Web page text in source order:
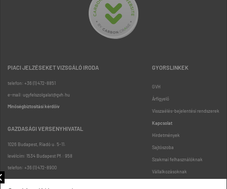
PIACI JELZÉSEKET VIZSGÁLÓ IRODA
telefon: +36 (1) 472-8851
e-mail: ugyfelszolgalat@gvh.hu
Minőségbiztosítási kérdőív
GAZDASÁGI VERSENYHIVATAL
1026 Budapest, Riadó u. 5-11.
levélcím: 1534 Budapest Pf.: 958
telefon: +36 (1) 472-8900
GYORSLINKEK
GVH
Árfigyelő
Visszaélés-bejelentési rendszerek
Kapcsolat
Hirdetmények
Sajtószoba
Szakmai felhasználóknak
Vállalkozásoknak